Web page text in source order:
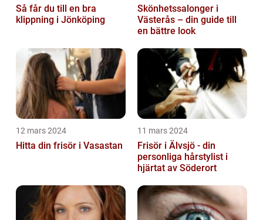
Så får du till en bra
klippning i Jönköping
Skönhetssalonger i
Västerås – din guide till
en bättre look
12 mars 2024
Hitta din frisör i Vasastan
11 mars 2024
Frisör i Älvsjö - din
personliga hårstylist i
hjärtat av Söderort